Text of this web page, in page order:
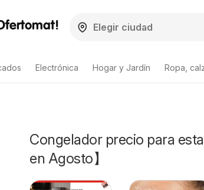
Electrónica Hogar y Jardín Ropa,
Congelador precio para
en Agosto】